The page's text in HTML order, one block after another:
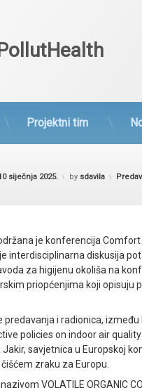
Projektni tim
siječnja 2025. by sdavila
je konferencija
interdisciplinarna diskusija
za higijenu okoliša na
priopćenjima koji
i radionica, između
policies on indoor air
savjetnica u Europskoj
zraku za Europu.
VOLATILE ORGANIC